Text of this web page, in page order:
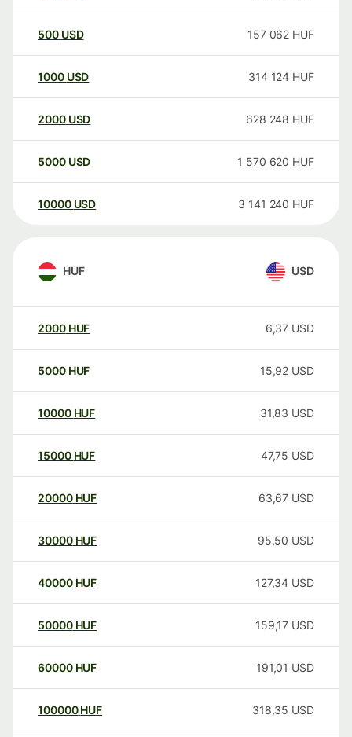
500 USD 157 062 HUF
1000 USD 314 124 HUF
2000 USD 628 248 HUF
5000 USD 1 570 620 HUF
10000 USD 3 141 240 HUF
HUF USD
2000 HUF 6,37 USD
5000 HUF 15,92 USD
10000 HUF 31,83 USD
15000 HUF 47,75 USD
20000 HUF 63,67 USD
30000 HUF 95,50 USD
40000 HUF 127,34 USD
50000 HUF 159,17 USD
60000 HUF 191,01 USD
100000 HUF 318,35 USD